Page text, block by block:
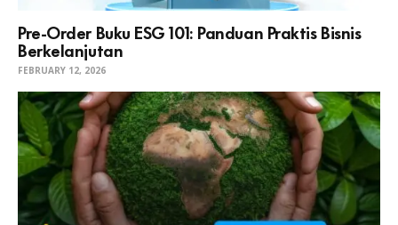
Pre-Order Buku ESG 101: Panduan Praktis Bisnis
Berkelanjutan
FEBRUARY 12, 2026